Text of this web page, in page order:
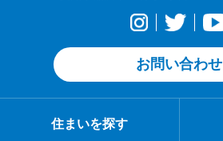
お問い合わせ
住まいを探す